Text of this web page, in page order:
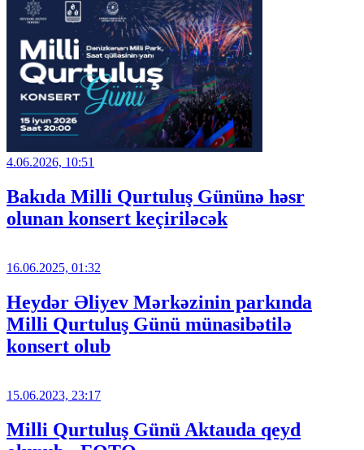
4.06.2026, 10:51
Bakıda Milli Qurtuluş Gününə həsr
olunan konsert keçiriləcək
16.06.2025, 01:32
Heydər Əliyev Mərkəzinin parkında
Milli Qurtuluş Günü münasibətilə
konsert olub
15.06.2023, 23:17
Milli Qurtuluş Günü Aktauda qeyd